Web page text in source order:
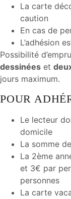
La carte
caution
En cas de
L’adhésion
Possibilité
dessinées et
jours maximum.
POUR
Le lecteur
domicile
La somme
La 2ème
et 3€ par
personnes
La carte